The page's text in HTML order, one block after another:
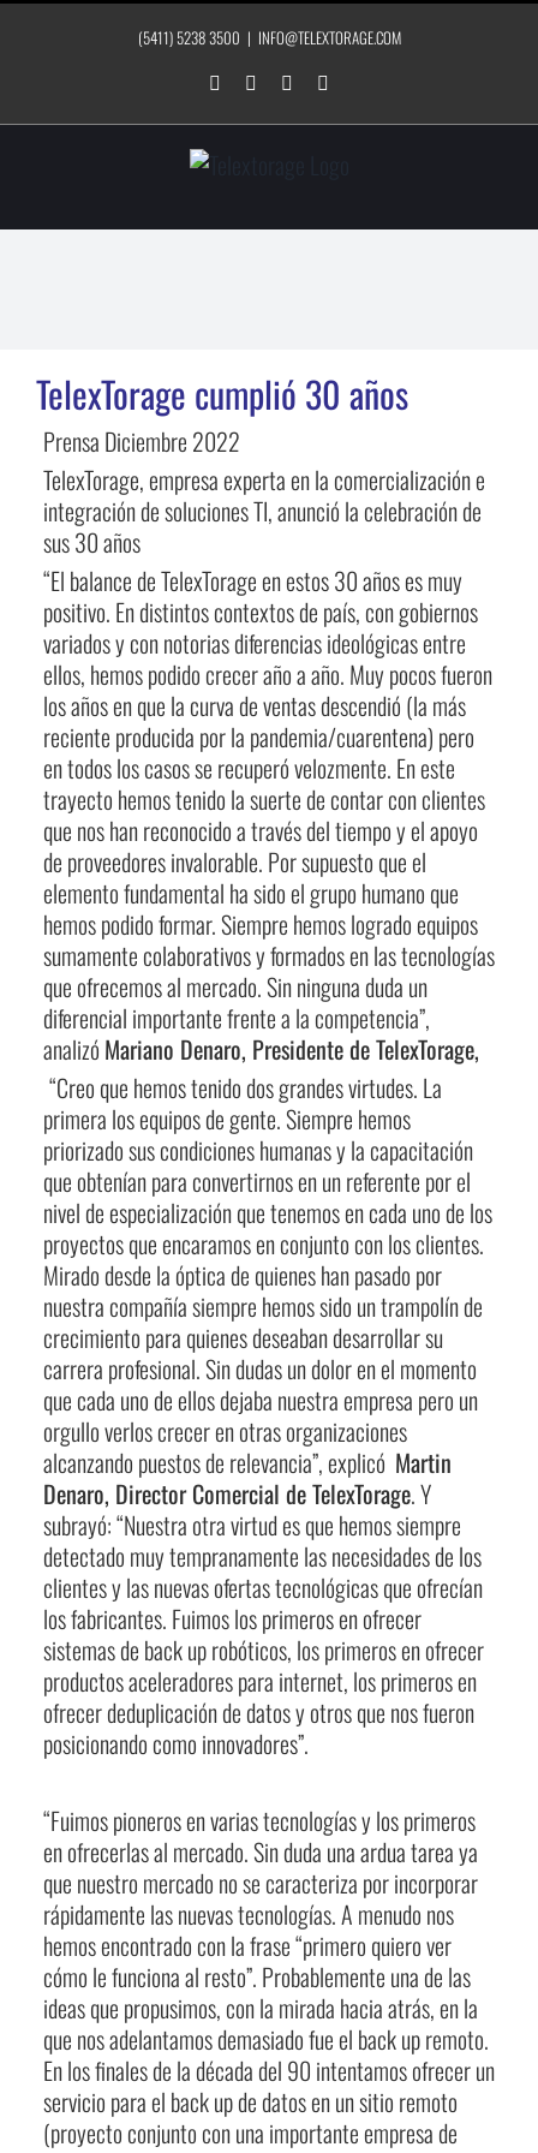
Saltar
(5411) 5238 3500 | INFO@TELEXTORAGE.COM
LinkedInInstagramFacebook
TelexTorage cumplió 30 años
Prensa Diciembre 2022
TelexTorage, empresa experta en la comercialización e
integración de soluciones TI, anunció la celebración de
sus 30 años
“El balance de TelexTorage en estos 30 años es muy
positivo. En distintos contextos de país, con gobiernos
variados y con notorias diferencias ideológicas entre
ellos, hemos podido crecer año a año. Muy pocos fueron
los años en que la curva de ventas descendió (la más
reciente producida por la pandemia/cuarentena) pero
en todos los casos se recuperó velozmente. En este
trayecto hemos tenido la suerte de contar con clientes
que nos han reconocido a través del tiempo y el apoyo
de proveedores invalorable. Por supuesto que el
elemento fundamental ha sido el grupo humano que
hemos podido formar. Siempre hemos logrado equipos
sumamente colaborativos y formados en las tecnologías
que ofrecemos al mercado. Sin ninguna duda un
diferencial importante frente a la competencia”,
analizó Mariano Denaro, Presidente de TelexTorage,
“Creo que hemos tenido dos grandes virtudes. La
primera los equipos de gente. Siempre hemos
priorizado sus condiciones humanas y la capacitación
que obtenían para convertirnos en un referente por el
nivel de especialización que tenemos en cada uno de los
proyectos que encaramos en conjunto con los clientes.
Mirado desde la óptica de quienes han pasado por
nuestra compañía siempre hemos sido un trampolín de
crecimiento para quienes deseaban desarrollar su
carrera profesional. Sin dudas un dolor en el momento
que cada uno de ellos dejaba nuestra empresa pero un
orgullo verlos crecer en otras organizaciones
alcanzando puestos de relevancia”, explicó Martin
Denaro, Director Comercial de TelexTorage. Y
subrayó: “Nuestra otra virtud es que hemos siempre
detectado muy tempranamente las necesidades de los
clientes y las nuevas ofertas tecnológicas que ofrecían
los fabricantes. Fuimos los primeros en ofrecer
sistemas de back up robóticos, los primeros en ofrecer
productos aceleradores para internet, los primeros en
ofrecer deduplicación de datos y otros que nos fueron
posicionando como innovadores”.
“Fuimos pioneros en varias tecnologías y los primeros
en ofrecerlas al mercado. Sin duda una ardua tarea ya
que nuestro mercado no se caracteriza por incorporar
rápidamente las nuevas tecnologías. A menudo nos
hemos encontrado con la frase “primero quiero ver
cómo le funciona al resto”. Probablemente una de las
ideas que propusimos, con la mirada hacia atrás, en la
que nos adelantamos demasiado fue el back up remoto.
En los finales de la década del 90 intentamos ofrecer un
servicio para el back up de datos en un sitio remoto
(proyecto conjunto con una importante empresa de